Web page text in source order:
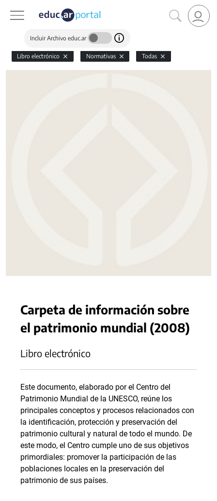
Incluir Archivo educ.ar
Libro electrónico Normativas Todas
Carpeta de información sobre
el patrimonio mundial (2008)
Libro electrónico
Este documento, elaborado por el Centro del
Patrimonio Mundial de la UNESCO, reúne los
principales conceptos y procesos relacionados con
la identificación, protección y preservación del
patrimonio cultural y natural de todo el mundo. De
este modo, el Centro cumple uno de sus objetivos
primordiales: promover la participación de las
poblaciones locales en la preservación del
patrimonio de sus países.